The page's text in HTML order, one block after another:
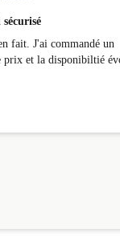
fait. J'ai commandé un
et la disponibiltié
choisies. L'envoi de